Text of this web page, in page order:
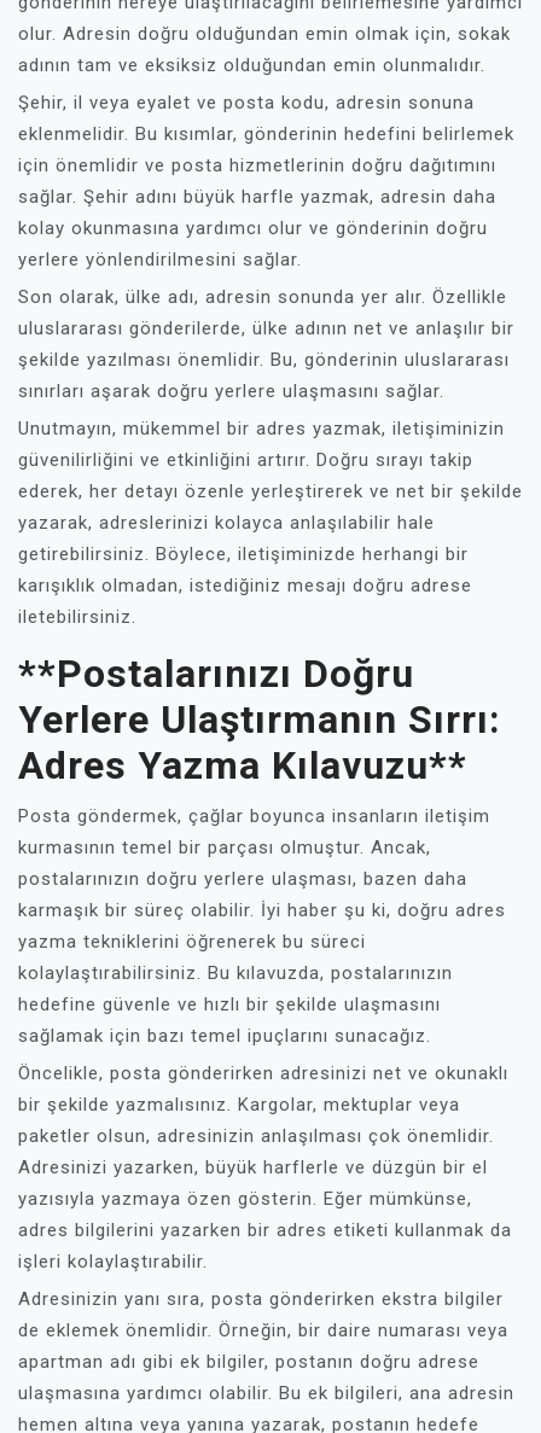
olur. Adresin doğru olduğundan emin olmak için, sokak
adının tam ve eksiksiz olduğundan emin olunmalıdır.
Şehir, il veya eyalet ve posta kodu, adresin sonuna
eklenmelidir. Bu kısımlar, gönderinin hedefini belirlemek
için önemlidir ve posta hizmetlerinin doğru dağıtımını
sağlar. Şehir adını büyük harfle yazmak, adresin daha
kolay okunmasına yardımcı olur ve gönderinin doğru
yerlere yönlendirilmesini sağlar.
Son olarak, ülke adı, adresin sonunda yer alır. Özellikle
uluslararası gönderilerde, ülke adının net ve anlaşılır bir
şekilde yazılması önemlidir. Bu, gönderinin uluslararası
sınırları aşarak doğru yerlere ulaşmasını sağlar.
Unutmayın, mükemmel bir adres yazmak, iletişiminizin
güvenilirliğini ve etkinliğini artırır. Doğru sırayı takip
ederek, her detayı özenle yerleştirerek ve net bir şekilde
yazarak, adreslerinizi kolayca anlaşılabilir hale
getirebilirsiniz. Böylece, iletişiminizde herhangi bir
karışıklık olmadan, istediğiniz mesajı doğru adrese
iletebilirsiniz.
**Postalarınızı Doğru
Yerlere Ulaştırmanın Sırrı:
Adres Yazma Kılavuzu**
Posta göndermek, çağlar boyunca insanların iletişim
kurmasının temel bir parçası olmuştur. Ancak,
postalarınızın doğru yerlere ulaşması, bazen daha
karmaşık bir süreç olabilir. İyi haber şu ki, doğru adres
yazma tekniklerini öğrenerek bu süreci
kolaylaştırabilirsiniz. Bu kılavuzda, postalarınızın
hedefine güvenle ve hızlı bir şekilde ulaşmasını
sağlamak için bazı temel ipuçlarını sunacağız.
Öncelikle, posta gönderirken adresinizi net ve okunaklı
bir şekilde yazmalısınız. Kargolar, mektuplar veya
paketler olsun, adresinizin anlaşılması çok önemlidir.
Adresinizi yazarken, büyük harflerle ve düzgün bir el
yazısıyla yazmaya özen gösterin. Eğer mümkünse,
adres bilgilerini yazarken bir adres etiketi kullanmak da
işleri kolaylaştırabilir.
Adresinizin yanı sıra, posta gönderirken ekstra bilgiler
de eklemek önemlidir. Örneğin, bir daire numarası veya
apartman adı gibi ek bilgiler, postanın doğru adrese
ulaşmasına yardımcı olabilir. Bu ek bilgileri, ana adresin
hemen altına veya yanına yazarak, postanın hedefe